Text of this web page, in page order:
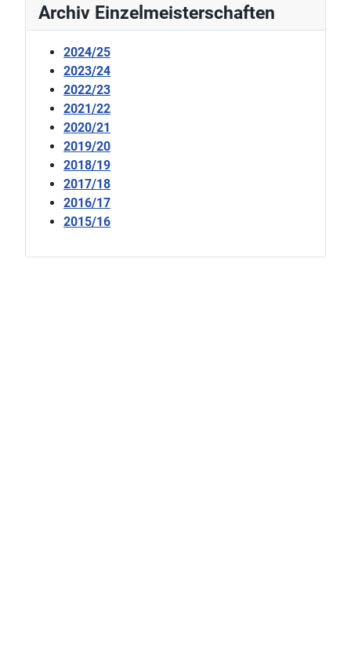
Archiv Einzelmeisterschaften
2024/25
2023/24
2022/23
2021/22
2020/21
2019/20
2018/19
2017/18
2016/17
2015/16